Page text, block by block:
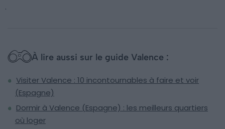
.
À lire aussi sur le guide Valence :
Visiter Valence : 10 incontournables à faire et voir
(Espagne)
Dormir à Valence (Espagne) : les meilleurs quartiers
où loger